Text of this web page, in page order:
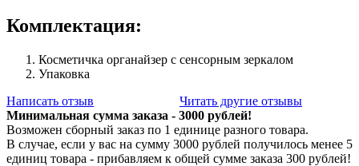
Комплектация:
Косметичка органайзер с сенсорным зеркалом
Упаковка
Написать отзыв
Читать другие отзывы
Минимальная сумма заказа - 3000 рублей!
Возможен сборный заказ по 1 единице разного товара.
В случае, если у вас на сумму 3000 рублей получилось менее 5
единиц товара - прибавляем к общей сумме заказа 300 рублей!